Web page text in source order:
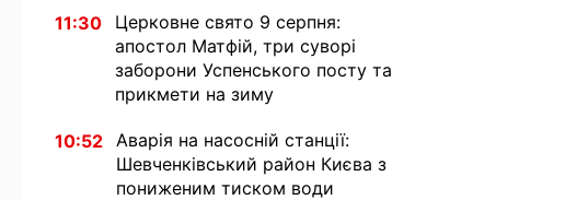
11:30
Церковне свято 9 серпня:
апостол Матфій, три суворі
заборони Успенського посту та
прикмети на зиму
10:52 Аварія на насосній станції:
Шевченківський район Києва з
пониженим тиском води